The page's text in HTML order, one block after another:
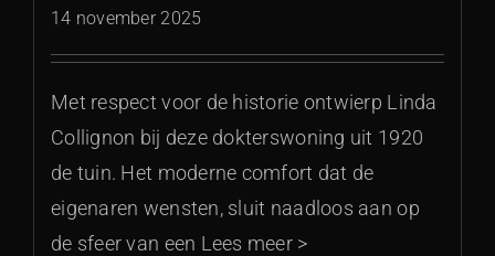
14 november 2025
Met respect voor de historie ontwierp Linda
Collignon bij deze dokterswoning uit 1920
de tuin. Het moderne comfort dat de
eigenaren wensten, sluit naadloos aan op
de sfeer van een Lees meer >